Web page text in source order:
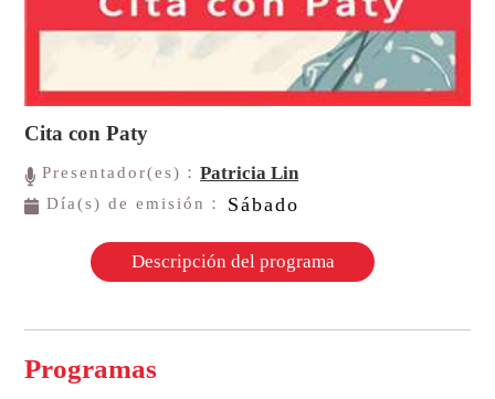
Cita con Paty
Presentador(es)：Patricia Lin
Día(s) de emisión： Sábado
Descripción del programa
Programas